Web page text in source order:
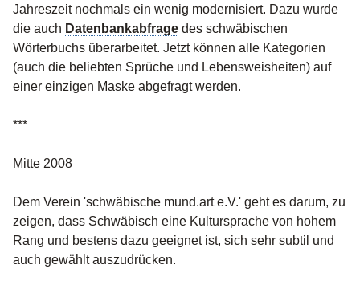
Jahreszeit nochmals ein wenig modernisiert. Dazu wurde
die auch Datenbankabfrage des schwäbischen
Wörterbuchs überarbeitet. Jetzt können alle Kategorien
(auch die beliebten Sprüche und Lebensweisheiten) auf
einer einzigen Maske abgefragt werden.
***
Mitte 2008
Dem Verein 'schwäbische mund.art e.V.' geht es darum, zu
zeigen, dass Schwäbisch eine Kultursprache von hohem
Rang und bestens dazu geeignet ist, sich sehr subtil und
auch gewählt auszudrücken.